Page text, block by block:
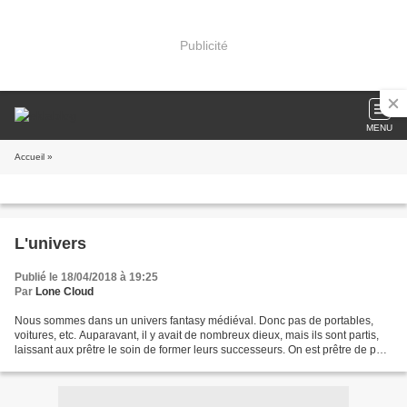
Publicité
MENU
Accueil »
L'univers
Publié le 18/04/2018 à 19:25
Par Lone Cloud
Nous sommes dans un univers fantasy médiéval. Donc pas de portables,
voitures, etc. Auparavant, il y avait de nombreux dieux, mais ils sont partis,
laissant aux prêtre le soin de former leurs successeurs. On est prêtre de père